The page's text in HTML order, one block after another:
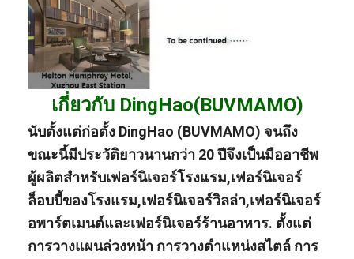
เกี่ยวกับ DingHao(BUVMAMO)
นับตั้งแต่ก่อตั้ง DingHao (BUVMAMO) จนถึง
ขณะนี้มีประวัติยาวนานกว่า 20 ปีจึงเป็นมืออาชีพ
ผู้ผลิตสำหรับเฟอร์นิเจอร์โรงแรม,เฟอร์นิเจอร์
ล็อบบี้ของโรงแรม,เฟอร์นิเจอร์วิลล่า,เฟอร์นิเจอร์
อพาร์ตเมนต์และเฟอร์นิเจอร์ร้านอาหาร. ตั้งแต่
การวางแผนล่วงหน้า การวางตำแหน่งสไตล์ การ